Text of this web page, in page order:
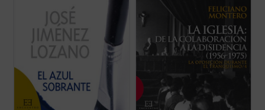
es la nueva colección de
cuentos de José Jiménez Lozano, Premio
Cervantes de Literatura.
«Jiménez Lozano crea aventuras que
(ver ficha)
«De la colaboración a la disidencia»
resume el proceso de «desenganche» de la
Iglesia y del catolicismo español respecto
del régimen de Franco, que significó pasar
de la plena identificación y colaboración
con el Régimen (el llamado ...(ver ficha)